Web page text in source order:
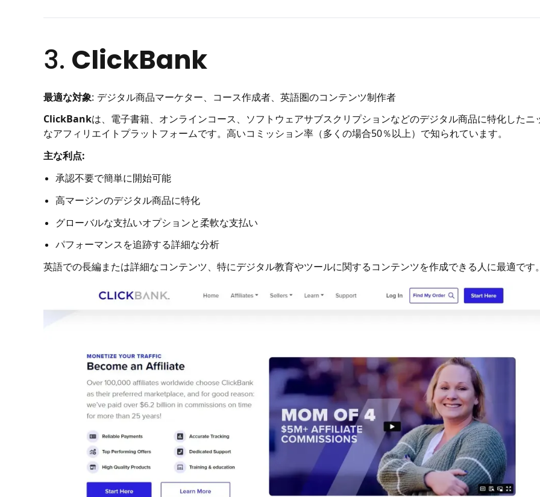
3. ClickBank
最適な対象: デジタル商品マーケター、コース作成者、英語圏のコンテンツ制作者
ClickBankは、電子書籍、オンラインコース、ソフトウェアサブスクリプションなどのデジタル商品に特化したニ
なアフィリエイトプラットフォームです。高いコミッション率（多くの場合50％以上）で知られています。
主な利点:
承認不要で簡単に開始可能
高マージンのデジタル商品に特化
グローバルな支払いオプションと柔軟な支払い
パフォーマンスを追跡する詳細な分析
英語での長編または詳細なコンテンツ、特にデジタル教育やツールに関するコンテンツを作成できる人に最適です